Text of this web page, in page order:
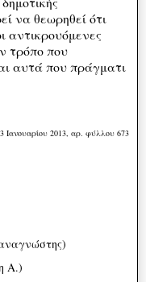
να θεωρηθεί ότι
αντικρουόμενες
τρόπο που
αυτά που πράγματι
Ιανουαρίου 2013, αρ. φύλλου 673
Α.)